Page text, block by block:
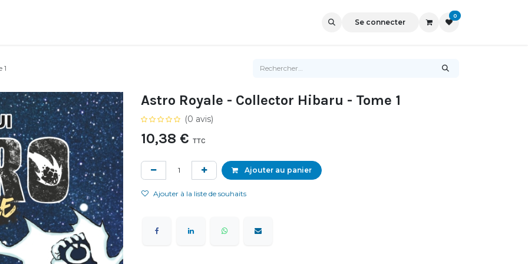
Se connecter
0
1
Astro Royale - Collector Hibaru - Tome 1
(0 avis)
10,38 € TTC
Ajouter au panier
Ajouter à la liste de souhaits